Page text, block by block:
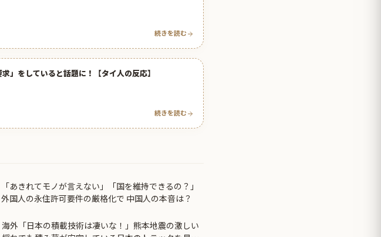
続きを読む
」をしていると話題に！【タイ人の反応】
続きを読む
「あきれてモノが言えない」「国を維持できるの？」
外国人の永住許可要件の厳格化で 中国人の本音は？
海外「日本の積載技術は凄いな！」熊本地震の激しい